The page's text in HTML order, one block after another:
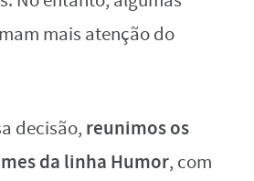
mais atenção do
decisão, reunimos os
da linha Humor, com